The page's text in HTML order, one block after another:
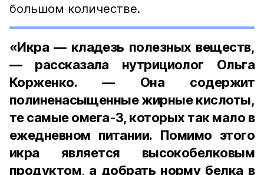
большом количестве.
«Икра — кладезь полезных веществ,
— рассказала нутрициолог Ольга
Корженко. — Она содержит
полиненасыщенные жирные кислоты,
те самые омега-3, которых так мало в
ежедневном питании. Помимо этого
икра является высокобелковым
продуктом, а добрать норму белка в